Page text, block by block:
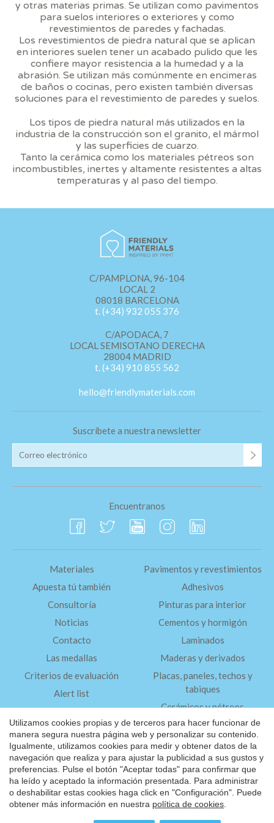
y otras materias primas. Se utilizan como pavimentos
para suelos interiores o exteriores y como
revestimientos de paredes y fachadas.
Los revestimientos de piedra natural que se aplican
en interiores suelen tener un acabado pulido que les
confiere mayor resistencia a la humedad y a la
abrasión. Se utilizan más comúnmente en encimeras
de baños o cocinas, pero existen también diversas
soluciones para el revestimiento de paredes y suelos.
Los tipos de piedra natural más utilizados en la
industria de la construcción son el granito, el mármol
y las superficies de cuarzo.
Tanto la cerámica como los materiales pétreos son
incombustibles, inertes y altamente resistentes a altas
temperaturas y al paso del tiempo.
C/PAMPLONA, 96-104
LOCAL 2
08018 BARCELONA
t. (+34) 932 055 376
C/APODACA, 7
LOCAL SEMISOTANO DERECHA
28004 MADRID
t. (+34) 910 855 562
hello@friendlymaterials.com
Suscríbete a nuestra newsletter
Encuentranos
Materiales
Apuesta tú también
Consultoría
Noticias
Contacto
Las medallas
Criterios de evaluación
Alert list
FAQ
Pavimentos y revestimientos
Adhesivos
Pinturas para interior
Cementos y hormigón
Laminados
Maderas y derivados
Placas, paneles, techos y
tabiques
Cerámicos y pétreos
Aislantes
Aviso Legal
Política de Privacidad
©2026 Friendly Materials
Utilizamos cookies propias y de terceros para hacer funcionar de
manera segura nuestra página web y personalizar su contenido.
Igualmente, utilizamos cookies para medir y obtener datos de la
navegación que realiza y para ajustar la publicidad a sus gustos y
preferencias. Pulse el botón "Aceptar todas" para confirmar que
ha leído y aceptado la información presentada. Para administrar
o deshabilitar estas cookies haga click en "Configuración". Puede
obtener más información en nuestra política de cookies.
sobre las preferencias y elecciones personales del usuario
a través de la observación continuada de sus hábitos de
navegación. Gracias a ellas, podemos conocer los hábitos
de navegación en el sitio web y mostrar publicidad
relacionada con el perfil de navegación del usuario.
Guardar configuración Aceptar todas